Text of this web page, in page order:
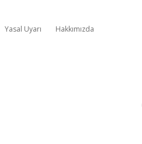
Yasal Uyarı Hakkımızda